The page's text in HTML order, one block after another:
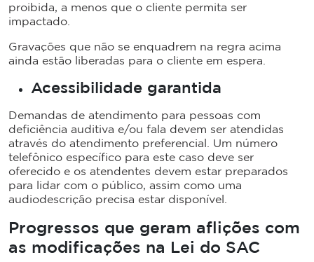
proibida, a menos que o cliente permita ser
impactado.
Gravações que não se enquadrem na regra acima
ainda estão liberadas para o cliente em espera.
Acessibilidade garantida
Demandas de atendimento para pessoas com
deficiência auditiva e/ou fala devem ser atendidas
através do atendimento preferencial. Um número
telefônico específico para este caso deve ser
oferecido e os atendentes devem estar preparados
para lidar com o público, assim como uma
audiodescrição precisa estar disponível.
Progressos que geram aflições com
as modificações na Lei do SAC